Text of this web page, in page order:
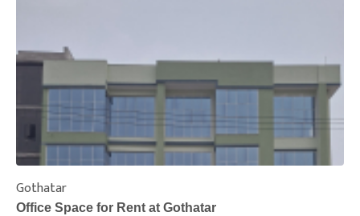
Gothatar
Office Space for Rent at Gothatar